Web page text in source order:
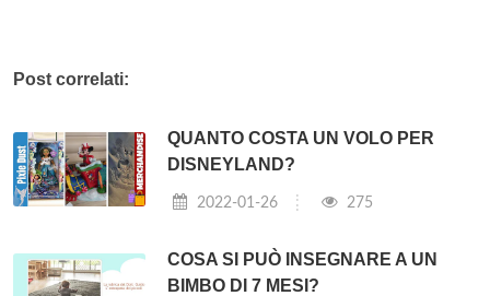
Post correlati:
QUANTO COSTA UN VOLO PER
DISNEYLAND?
2022-01-26 275
COSA SI PUÒ INSEGNARE A UN
BIMBO DI 7 MESI?